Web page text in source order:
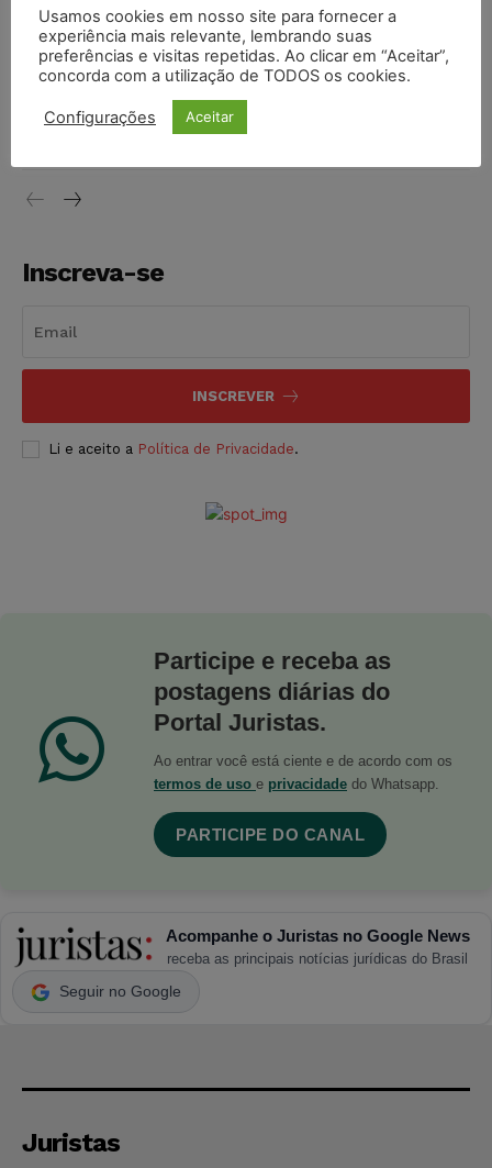
vendia canetas emagrecedoras no local de trabalho
NOTÍCIAS 07/08/2026
morte de advogado
Inscreva-se
INSCREVER
Li e aceito a Política de Privacidade.
Participe e receba as
postagens diárias do
Portal Juristas.
Ao entrar você está ciente e de acordo com os
termos de uso e privacidade do Whatsapp.
PARTICIPE DO CANAL
Acompanhe o Juristas no Google News
receba as principais notícias jurídicas do Brasil
Seguir no Google
Juristas
Usamos cookies em nosso site para fornecer a
experiência mais relevante, lembrando suas
preferências e visitas repetidas. Ao clicar em “Aceitar”,
concorda com a utilização de TODOS os cookies.
Configurações Aceitar